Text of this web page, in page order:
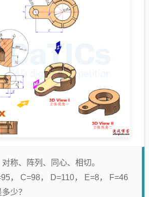
称、阵列、同心、相切。
， C=98， D=110， E=8， F=46
少？